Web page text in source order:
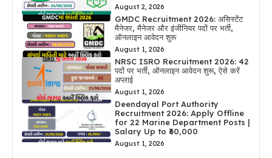
August 2, 2026
GMDC Recruitment 2026: असिस्टेंट
मैनेजर, मैनेजर और इंजीनियर पदों पर भर्ती,
ऑनलाइन आवेदन शुरू
August 1, 2026
NRSC ISRO Recruitment 2026: 42
पदों पर भर्ती, ऑनलाइन आवेदन शुरू, ऐसे करें
अप्लाई
August 1, 2026
Deendayal Port Authority
Recruitment 2026: Apply Offline
for 22 Marine Department Posts |
Salary Up to ₹60,000
August 1, 2026